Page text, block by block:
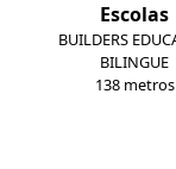
Escolas
BUILDERS
BILINGUE
138 metros